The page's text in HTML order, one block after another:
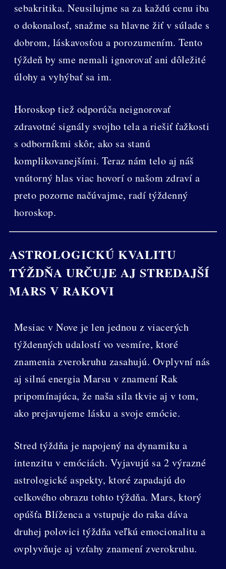
sebakritika. Neusilujme sa za každú cenu iba
o dokonalosť, snažme sa hlavne žiť v súlade s
dobrom, láskavosťou a porozumením. Tento
týždeň by sme nemali ignorovať ani dôležité
úlohy a vyhýbať sa im.
Horoskop tiež odporúča neignorovať
zdravotné signály svojho tela a riešiť ťažkosti
s odborníkmi skôr, ako sa stanú
komplikovanejšími. Teraz nám telo aj náš
vnútorný hlas viac hovorí o našom zdraví a
preto pozorne načúvajme, radí týždenný
horoskop.
ASTROLOGICKÚ KVALITU
TÝŽDŇA URČUJE AJ STREDAJŠÍ
MARS V RAKOVI
Mesiac v Nove je len jednou z viacerých
týždenných udalostí vo vesmíre, ktoré
znamenia zverokruhu zasahujú. Ovplyvní nás
aj silná energia Marsu v znamení Rak
pripomínajúca, že naša sila tkvie aj v tom,
ako prejavujeme lásku a svoje emócie.
Stred týždňa je napojený na dynamiku a
intenzitu v emóciách. Vyjavujú sa 2 výrazné
astrologické aspekty, ktoré zapadajú do
celkového obrazu tohto týždňa. Mars, ktorý
opúšťa Blíženca a vstupuje do raka dáva
druhej polovici týždňa veľkú emocionalitu a
ovplyvňuje aj vzťahy znamení zverokruhu.